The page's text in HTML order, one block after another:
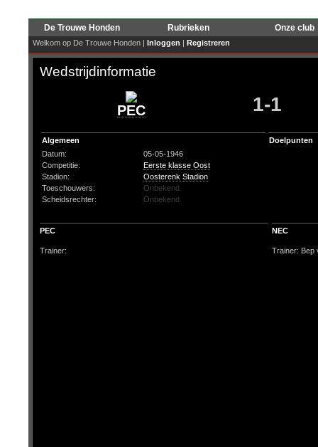
De Trouwe Honden Rubrieken Onze club
Welkom op De Trouwe Honden | Inloggen | Registreren
Wedstrijdinformatie
PEC 1-1
Algemeen
Datum:
05-05-1946
Competitie:
Eerste klasse Oost
Stadion:
Oosterenk Stadion
Toeschouwers:
Onbekend
Scheidsrechter:
Onbekend
Doelpunten
PEC NEC
Trainer: Trainer: Bep